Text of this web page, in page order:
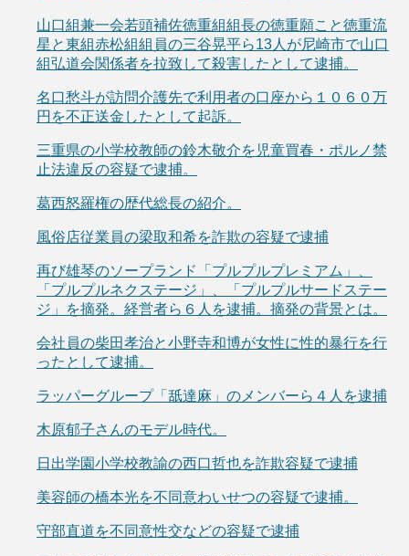
山口組兼一会若頭補佐徳重組組長の徳重願こと徳重流
星と東組赤松組組員の三谷晃平ら13人が尼崎市で山口
組弘道会関係者を拉致して殺害したとして逮捕。
名口愁斗が訪問介護先で利用者の口座から１０６０万
円を不正送金したとして起訴。
三重県の小学校教師の鈴木敬介を児童買春・ポルノ禁
止法違反の容疑で逮捕。
葛西怒羅権の歴代総長の紹介。
風俗店従業員の梁取和希を詐欺の容疑で逮捕
再び雄琴のソープランド「プルプルプレミアム」、
「プルプルネクステージ」、「プルプルサードステー
ジ」を摘発。経営者ら６人を逮捕。摘発の背景とは。
会社員の柴田孝治と小野寺和博が女性に性的暴行を行
ったとして逮捕。
ラッパーグループ「舐達麻」のメンバーら４人を逮捕
木原郁子さんのモデル時代。
日出学園小学校教諭の西口哲也を詐欺容疑で逮捕
美容師の橋本光を不同意わいせつの容疑で逮捕。
守部直道を不同意性交などの容疑で逮捕